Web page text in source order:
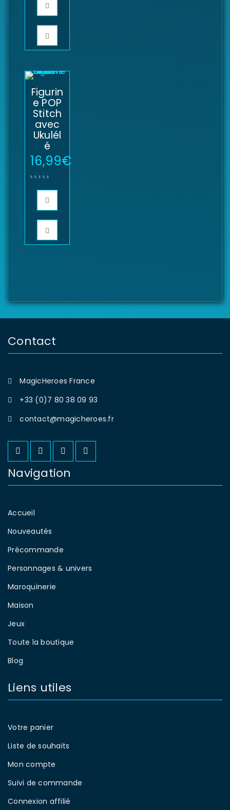
Figurin
e POP
Stitch
avec
Ukulél
é
16,99€
Contact
MagicHeroes France
+33 (0)7 80 38 09 93
contact@magicheroes.fr
Navigation
Accueil
Nouveautés
Précommande
Personnages & univers
Maroquinerie
Maison
Jeux
Toute la boutique
Blog
Liens utiles
Votre panier
Liste de souhaits
Mon compte
Suivi de commande
Connexion affilié